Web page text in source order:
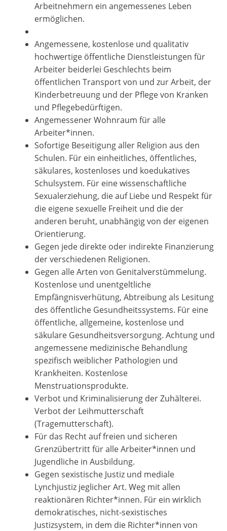
Arbeitnehmern ein angemessenes Leben
ermöglichen.
Angemessene, kostenlose und qualitativ
hochwertige öffentliche Dienstleistungen für
Arbeiter beiderlei Geschlechts beim
öffentlichen Transport von und zur Arbeit, der
Kinderbetreuung und der Pflege von Kranken
und Pflegebedürftigen.
Angemessener Wohnraum für alle
Arbeiter*innen.
Sofortige Beseitigung aller Religion aus den
Schulen. Für ein einheitliches, öffentliches,
säkulares, kostenloses und koedukatives
Schulsystem. Für eine wissenschaftliche
Sexualerziehung, die auf Liebe und Respekt für
die eigene sexuelle Freiheit und die der
anderen beruht, unabhängig von der eigenen
Orientierung.
Gegen jede direkte oder indirekte Finanzierung
der verschiedenen Religionen.
Gegen alle Arten von Genitalverstümmelung.
Kostenlose und unentgeltliche
Empfängnisverhütung, Abtreibung als Lesitung
des öffentliche Gesundheitssystems. Für eine
öffentliche, allgemeine, kostenlose und
säkulare Gesundheitsversorgung. Achtung und
angemessene medizinische Behandlung
spezifisch weiblicher Pathologien und
Krankheiten. Kostenlose
Menstruationsprodukte.
Verbot und Kriminalisierung der Zuhälterei.
Verbot der Leihmutterschaft
(Tragemutterschaft).
Für das Recht auf freien und sicheren
Grenzübertritt für alle Arbeiter*innen und
Jugendliche in Ausbildung.
Gegen sexistische Justiz und mediale
Lynchjustiz jeglicher Art. Weg mit allen
reaktionären Richter*innen. Für ein wirklich
demokratisches, nicht-sexistisches
Justizsystem, in dem die Richter*innen von